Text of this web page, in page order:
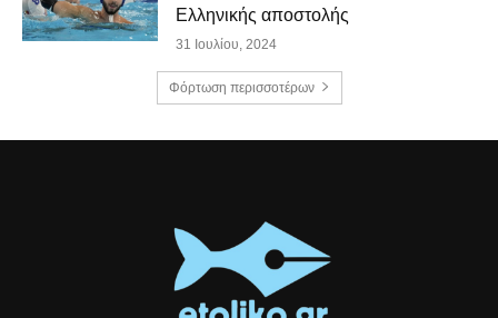
Ελληνικής αποστολής
31 Ιουλίου, 2024
Φόρτωση περισσοτέρων